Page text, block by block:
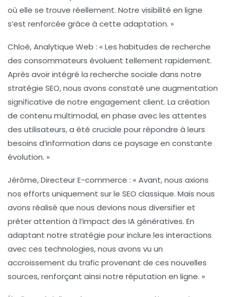
où elle se trouve réellement. Notre visibilité en ligne
s’est renforcée grâce à cette adaptation. »
Chloé, Analytique Web : « Les habitudes de recherche
des consommateurs évoluent tellement rapidement.
Après avoir intégré la recherche sociale dans notre
stratégie SEO, nous avons constaté une augmentation
significative de notre engagement client. La création
de contenu multimodal, en phase avec les attentes
des utilisateurs, a été cruciale pour répondre à leurs
besoins d’information dans ce paysage en constante
évolution. »
Jérôme, Directeur E-commerce : « Avant, nous axions
nos efforts uniquement sur le SEO classique. Mais nous
avons réalisé que nous devions nous diversifier et
prêter attention à l’impact des IA génératives. En
adaptant notre stratégie pour inclure les interactions
avec ces technologies, nous avons vu un
accroissement du trafic provenant de ces nouvelles
sources, renforçant ainsi notre réputation en ligne. »